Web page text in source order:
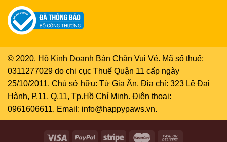
© 2020. Hộ Kinh Doanh Bàn Chân Vui Vẻ. Mã số thuế:
0311277029 do chi cục Thuế Quận 11 cấp ngày
25/10/2011. Chủ sở hữu: Từ Gia Ân. Địa chỉ: 323 Lê Đại
Hành, P.11, Q.11, Tp.Hồ Chí Minh. Điện thoại:
0961606611. Email: info@happypaws.vn.